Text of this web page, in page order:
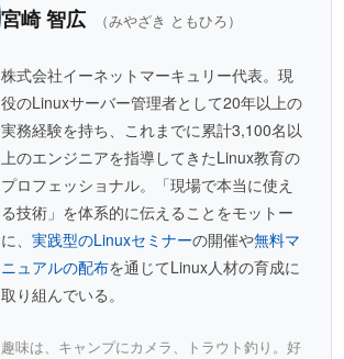
宮崎 智広 （みやざき ともひろ）
株式会社イーネットマーキュリー代表。現
役のLinuxサーバー管理者として20年以上の
実務経験を持ち、これまでに累計3,100名以
上のエンジニアを指導してきたLinux教育の
プロフェッショナル。「現場で本当に使え
る技術」を体系的に伝えることをモットー
に、実践型のLinuxセミナーの開催や無料マ
ニュアルの配布を通じてLinux人材の育成に
取り組んでいる。
趣味は、キャンプにカメラ、トラウト釣り。好